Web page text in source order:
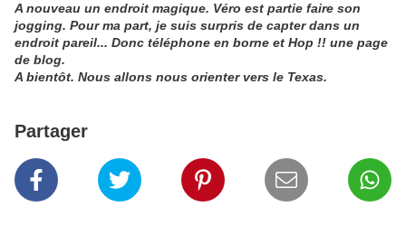
A nouveau un endroit magique. Véro est partie faire son
jogging. Pour ma part, je suis surpris de capter dans un
endroit pareil... Donc téléphone en borne et Hop !! une page
de blog.
A bientôt. Nous allons nous orienter vers le Texas.
Partager